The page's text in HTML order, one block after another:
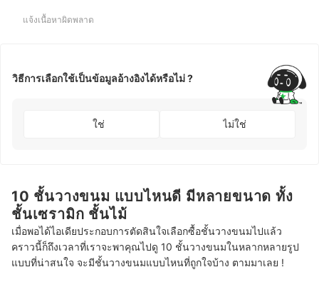
แจ้งเนื้อหาผิดพลาด
วิธีการเลือกใช้เป็นข้อมูลอ้างอิงได้หรือไม่ ?
ใช่ ไม่ใช่
10 ชั้นวางขนม แบบไหนดี มีหลายขนาด ทั้ง
ชั้นเซรามิก ชั้นไม้
เมื่อพอได้ไอเดียประกอบการตัดสินใจเลือกซื้อชั้นวางขนมไปแล้ว
คราวนี้ก็ถึงเวลาที่เราจะพาคุณไปดู 10 ชั้นวางขนมในหลากหลายรูป
แบบที่น่าสนใจ จะมีชั้นวางขนมแบบไหนที่ถูกใจบ้าง ตามมาเลย !